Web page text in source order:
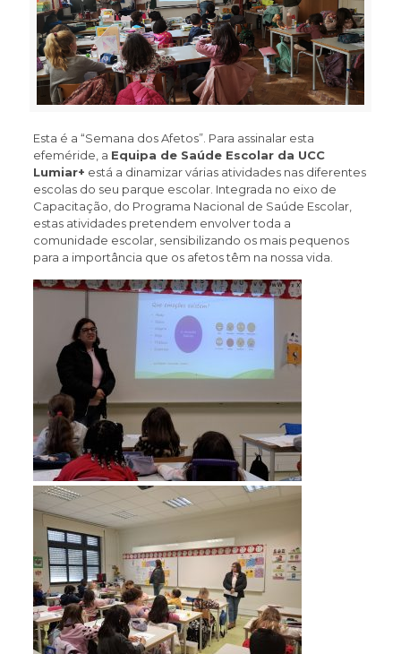
Esta é a “Semana dos Afetos”. Para assinalar esta
efeméride, a Equipa de Saúde Escolar da UCC
Lumiar+ está a dinamizar várias atividades nas diferentes
escolas do seu parque escolar. Integrada no eixo de
Capacitação, do Programa Nacional de Saúde Escolar,
estas atividades pretendem envolver toda a
comunidade escolar, sensibilizando os mais pequenos
para a importância que os afetos têm na nossa vida.